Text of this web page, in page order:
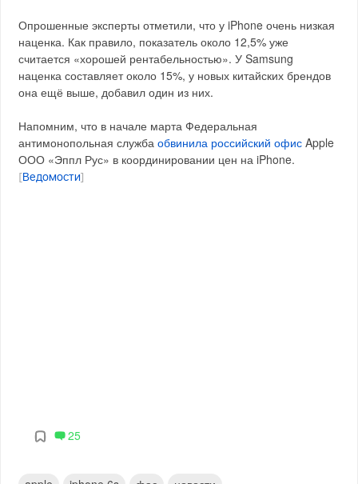
Опрошенные эксперты отметили, что у iPhone очень низкая
наценка. Как правило, показатель около 12,5% уже
считается «хорошей рентабельностью». У Samsung
наценка составляет около 15%, у новых китайских брендов
она ещё выше, добавил один из них.
Напомним, что в начале марта Федеральная
антимонопольная службаобвинила российский офис Apple
ООО «Эппл Рус» в координировании цен на iPhone.
Ведомости
25